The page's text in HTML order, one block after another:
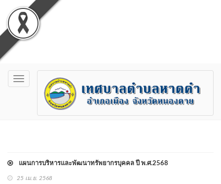
Toggle
navigation
แผนการบริหารและพัฒนาทรัพยากรบุคคล ปี พ.ศ.2568
25 เม.ย. 2568